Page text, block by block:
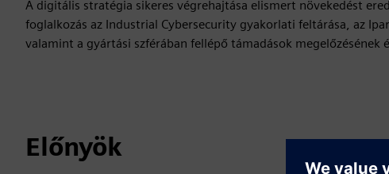
A digitális stratégia sikeres végrehajtása elismert növekedést
foglalkozás az Industrial Cybersecurity gyakorlati feltárása, az
valamint a gyártási szférában fellépő támadások megelőzésének
Előnyök